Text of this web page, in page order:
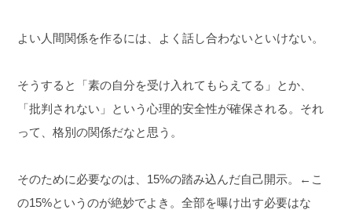
よい人間関係を作るには、よく話し合わないといけない。
そうすると「素の自分を受け入れてもらえてる」とか、
「批判されない」という心理的安全性が確保される。それ
って、格別の関係だなと思う。
そのために必要なのは、15%の踏み込んだ自己開示。←こ
の15%というのが絶妙でよき。全部を曝け出す必要はな